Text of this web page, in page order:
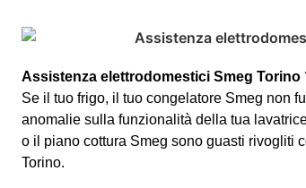
Assistenza elettrodomestici Smeg Torino
Se il tuo frigo, il tuo congelatore Smeg non
anomalie sulla funzionalità della tua
o il piano cottura Smeg sono guasti rivogliti
Torino.